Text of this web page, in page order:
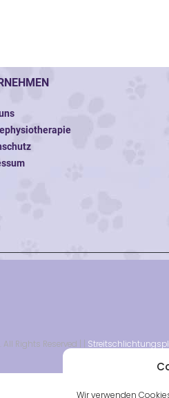
Wir verwenden
Rights Reserved | |